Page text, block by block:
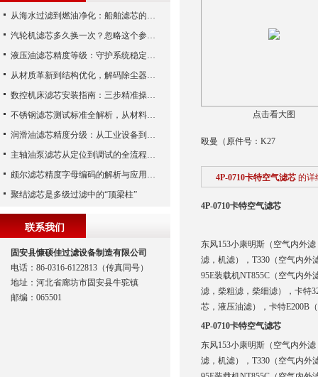
点击看大图
殴曼（原件号：K27
4P-0710卡特空气滤芯 的详
4P-0710卡特空气滤芯
东风153小康明斯（空气内外
滤，机滤），T330（空气内外
95E装载机NT855C（空气内
滤，柴粗滤，柴细滤），卡特
芯，液压油滤），卡特E200B
4P-0710卡特空气滤芯
东风153小康明斯（空气内外
滤，机滤），T330（空气内外
从海水过滤到燃油净化：船舶滤芯的多场景应用解析
汽轮机滤芯多久换一次？忽略这个参数，机组非停损失可能上百万！
液压油滤芯精度等级：守护系统稳定与寿命的“微米标尺”
从材质革新到结构优化，解码除尘器滤芯性能跃升的核心逻辑
数控机床滤芯安装指南：三步精准操作，杜绝设备“亚健康”
不锈钢滤芯测试标准全解析，从材料性能到应用场景的严苛验证
润滑油滤芯精度分级：从工业设备到精密系统的过滤密码
主轴油泵滤芯从定位到调试的全流程解析
颇尔滤芯精度字母编码的解析与应用指南
聚结滤芯是多级过滤中的“顶梁柱”
联系我们
固安县慷硕佳过滤设备制造有限公司
电话：86-0316-6122813（传真同号）
地址：河北省廊坊市固安县牛驼镇
邮编：065501